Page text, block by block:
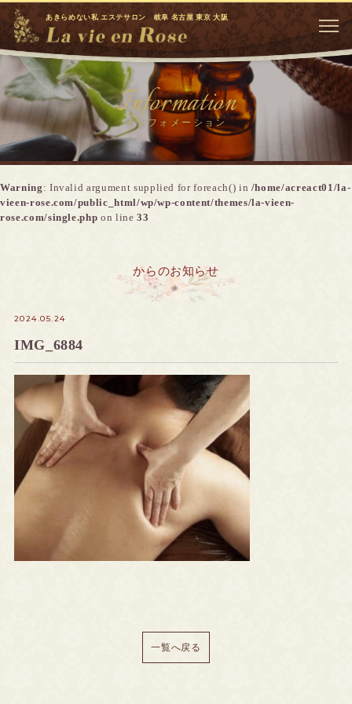
あきらめない私 エステサロン 岐阜 名古屋 東京 大阪
Information
インフォメーション
Warning : Invalid argument supplied for foreach() in /home/acreact01/la-
vieen-rose.com/public_html/wp/wp-content/themes/la-vieen-
rose.com/single.php on line33
からのお知らせ
2024.05.24
IMG_6884
一覧へ戻る